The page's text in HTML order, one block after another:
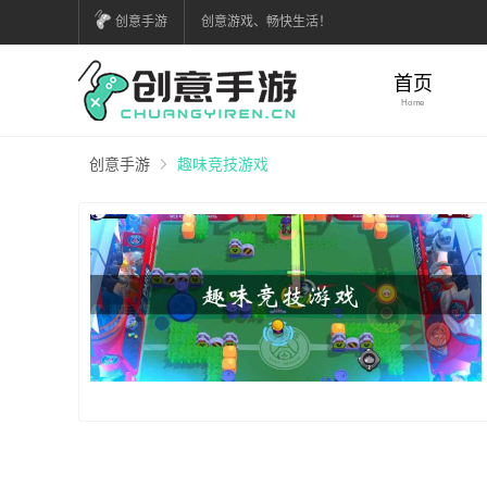
创意手游 创意游戏、畅快生活！
首页
Home
创意手游 趣味竞技游戏